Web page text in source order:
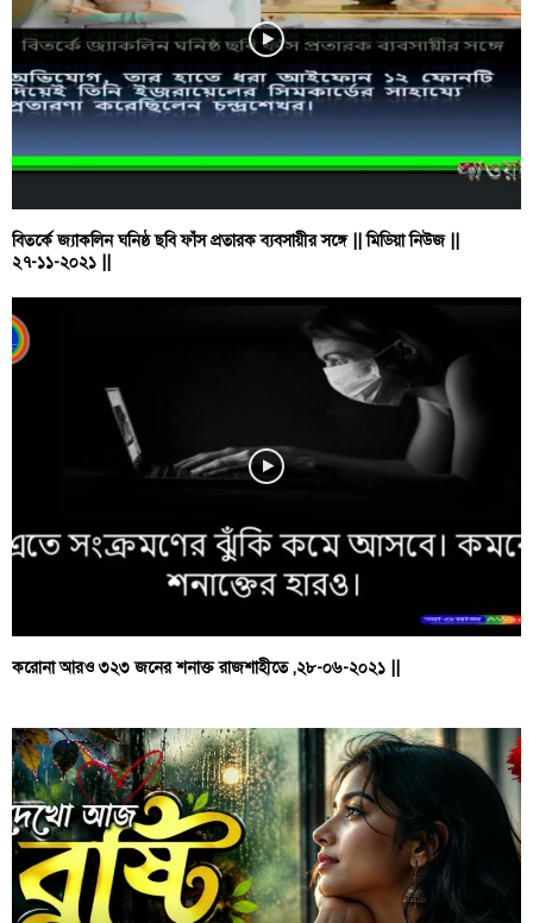
বিতর্কে জ্যাকলিন ঘনিষ্ঠ ছবি ফাঁস প্রতারক ব্যবসায়ীর সঙ্গে || মিডিয়া নিউজ ||
২৭-১১-২০২১ ||
করোনা আরও ৩২৩ জনের শনাক্ত রাজশাহীতে ,২৮-০৬-২০২১ ||